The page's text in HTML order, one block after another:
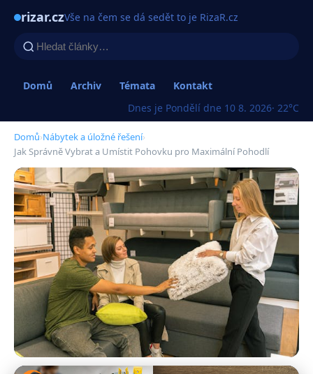
rizar.czVše na čem se dá sedět to je RizaR.cz
Domů Archiv Témata
Kontakt
Dnes je Pondělí dne 10 8. 2026· 22°C
Domů›Nábytek a úložné řešení›
Jak Správně Vybrat a Umístit Pohovku pro Maximální Pohodlí